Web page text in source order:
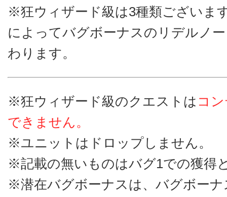
※狂ウィザード級は3種類ございま
によってバグボーナスのリデルノ
わります。
※狂ウィザード級のクエストは コ
できません。
※ユニットはドロップしません。
※記載の無いものはバグ1での獲得
※潜在バグボーナスは、バグボーナ